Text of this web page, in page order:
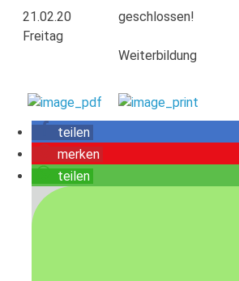
21.02.20
Freitag
geschlossen!
Weiterbildung
teilen
merken
teilen